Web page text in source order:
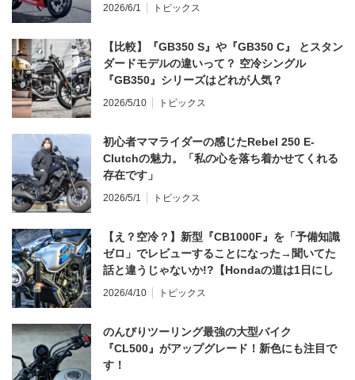
2026/6/1 トピックス
【比較】『GB350 S』や『GB350 C』 とスタン
ダードモデルの違いって？ 空冷シングル
『GB350』シリーズはどれが人気？
2026/5/10 トピックス
初心者ママライダーの感じたRebel 250 E-
Clutchの魅力。「私の心を落ち着かせてくれる
存在です」
2026/5/1 トピックス
【え？空冷？】新型『CB1000F』を「予備知識
ゼロ」でレビューすることになった→聞いてた
話と違うじゃないか!?【Hondaの道は1日にし
てならず／CB1000F ①第一印象 編】
2026/4/10 トピックス
のんびりツーリング最強の大型バイク
『CL500』がアップグレード！新色にも注目で
す！